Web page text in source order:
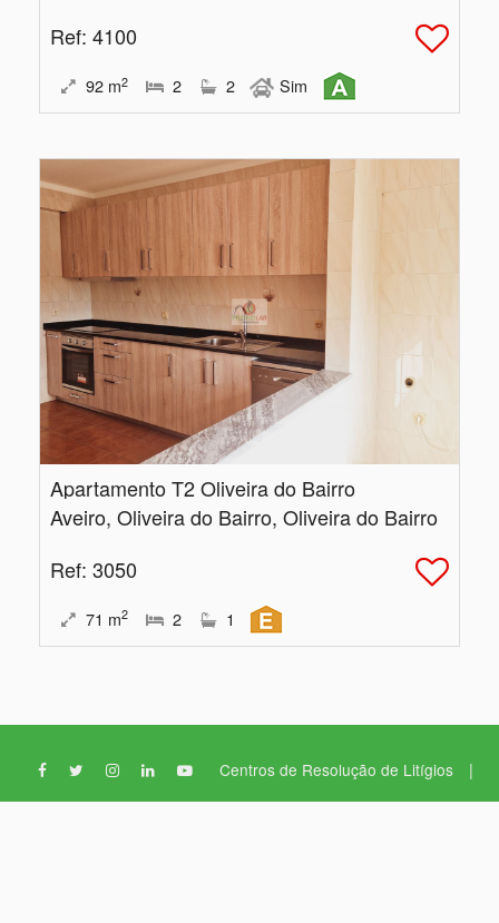
Ref: 4100
92 m2 2 2 Sim
Apartamento T2 Oliveira do Bairro
Aveiro, Oliveira do Bairro, Oliveira do Bairro
Ref: 3050
71 m2 2 1
Centros de Resolução de Litígios |